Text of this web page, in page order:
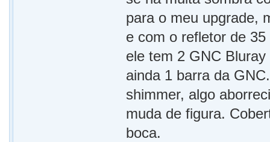
para o meu upgrade,
e com o refletor de
ele tem 2 GNC
ainda 1 barra da
shimmer, algo
muda de figura.
boca.